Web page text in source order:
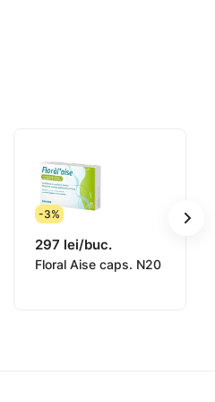
mecanismelor
-3%
297 lei/buc.
Floral Aise caps. N20